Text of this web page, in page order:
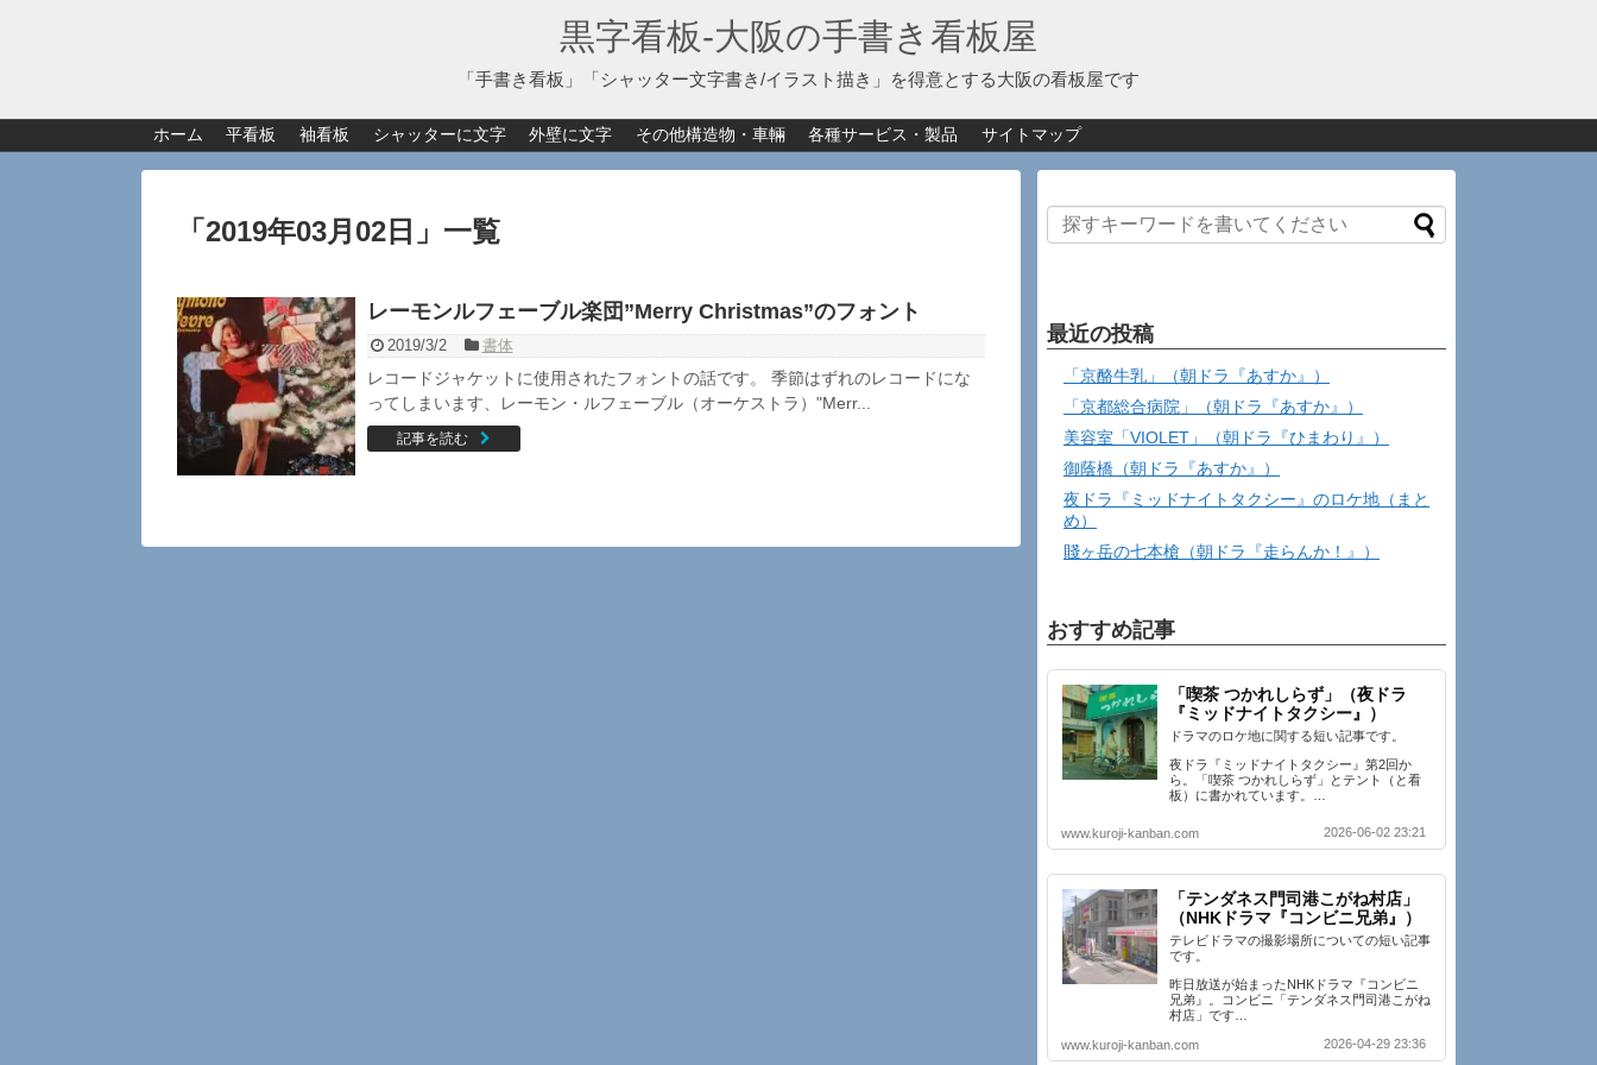
黒字看板‐大阪の手書き看板屋
「手書き看板」「シャッター文字書き/イラスト描き」を得意とする大阪の看板屋です
ホーム 平看板 袖看板 シャッターに文字 外壁に文字 その他構造物・車輛 各種サービス・製品 サイトマップ
「 2019年03月02日 」 一覧
レーモンルフェーブル楽団”Merry Christmas”のフォント
2019/3/2 書体
レコードジャケットに使用されたフォントの話です。 季節はずれのレコードにな
ってしまいます、レーモン・ルフェーブル（オーケストラ）"Merr...
記事を読む
最近の投稿
「京酪牛乳」（朝ドラ『あすか』）
「京都総合病院」（朝ドラ『あすか』）
美容室「VIOLET」（朝ドラ『ひまわり』）
御蔭橋（朝ドラ『あすか』）
夜ドラ『ミッドナイトタクシー』のロケ地（まと
め）
賤ヶ岳の七本槍（朝ドラ『走らんか！』）
おすすめ記事
「喫茶 つかれしらず」（夜ドラ
『ミッドナイトタクシー』）
ドラマのロケ地に関する短い記事です。
夜ドラ『ミッドナイトタクシー』第2回か
ら。「喫茶 つかれしらず」とテント（と看
板）に書かれています。…
www.kuroji-kanban.com 2026-06-02 23:21
「テンダネス門司港こがね村店」
（NHKドラマ『コンビニ兄弟』）
テレビドラマの撮影場所についての短い記事
です。
昨日放送が始まったNHKドラマ『コンビニ
兄弟』。コンビニ「テンダネス門司港こがね
村店」です…
www.kuroji-kanban.com 2026-04-29 23:36